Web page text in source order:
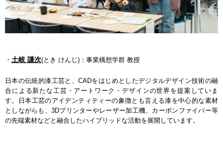
・ 土岐 謙次(とき けんじ)：事業構想学群 教授
日本の伝統的漆工芸と、CADをはじめとしたデジタルデザイン技術の融
合による新たな工芸・アートワーク・デザインの世界を提案していま
す。日本工芸のアイデンティティーの象徴とも言える漆を中心的な素材
としながらも、3Dプリンターやレーザー加工機、カーボンファイバー等
の先端素材などと融合したハイブリッドな活動を展開しています。